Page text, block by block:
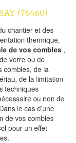
(76460)
chantier et des
thermique,
de vos combles ,
verre ou de
combles, de la
de la limitation
techniques
ou non de
le cas d’une
de vos combles
pour un effet